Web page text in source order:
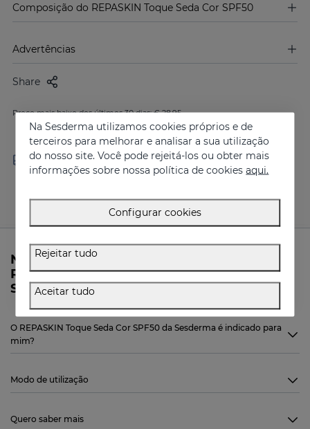
Composição do REPASKIN Toque Seda Cor SPF50
Advertências
Share
Preço mais baixo dos últimos 30 dias: € 28,95
Portes grátis para
encomenda acima de 30 €
Entregas em 24 - 72 horas
(dias úteis)
Necessita mais de informações sobre o
REPASKIN Toque Seda Cor SPF50 da
Sesderma?
O REPASKIN Toque Seda Cor SPF50 da Sesderma é indicado para
mim?
Modo de utilização
Quero saber mais
Na Sesderma utilizamos cookies próprios e de
terceiros para melhorar e analisar a sua utilização
do nosso site. Você pode rejeitá-los ou obter mais
informações sobre nossa política de cookiesaqui.
Configurar cookies
Rejeitar tudo
Aceitar tudo